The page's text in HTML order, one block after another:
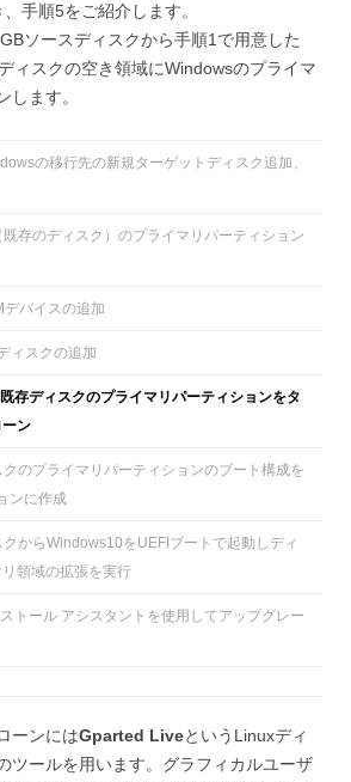
手順5をご紹介します。
ソースディスクから手順1で用意した
ィスクの空き領域にWindowsのプライマ
します。
の移行先の新規ターゲットディスク追加、
存のディスク）のプライマリパーティション
バイスの追加
ィスクの追加
存ディスクのプライマリパーティションをタ
ン
のプライマリパーティションのブート構成を
ンに作成
からWindows10をUEFIブートで起動しディ
領域の拡張を実行
トール アシスタントを使用してアップグレー
ーンにはGparted LiveというLinuxディ
ツールを用います。グラフィカルユーザ